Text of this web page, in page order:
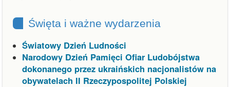
Święta i ważne wydarzenia
Światowy Dzień Ludności
Narodowy Dzień Pamięci Ofiar Ludobójstwa
dokonanego przez ukraińskich nacjonalistów na
obywatelach II Rzeczypospolitej Polskiej